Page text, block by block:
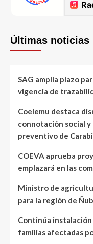
Últimas noticias
SAG amplía plazo
vigencia de
Coelemu destaca
connotación social
preventivo de
COEVA aprueba
emplazará en las
Ministro de
para la región de
Continúa
familias afectadas